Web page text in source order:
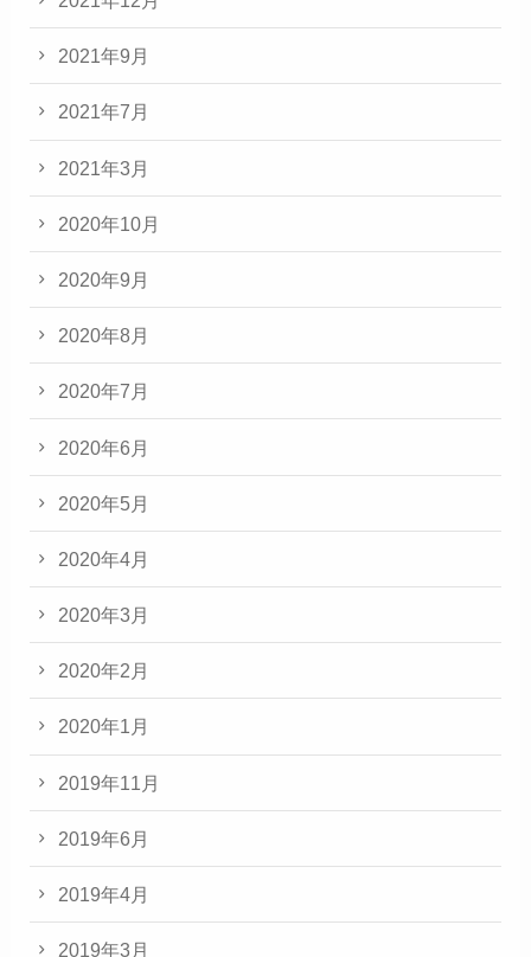
2021年9月
2021年7月
2021年3月
2020年10月
2020年9月
2020年8月
2020年7月
2020年6月
2020年5月
2020年4月
2020年3月
2020年2月
2020年1月
2019年11月
2019年6月
2019年4月
2019年3月